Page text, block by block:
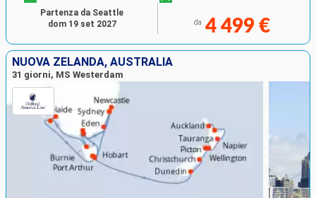
da 4 499 €
Partenza da Seattle
dom 19 set 2027
NUOVA ZELANDA, AUSTRALIA
31 giorni, MS Westerdam